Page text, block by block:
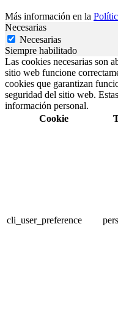
Más información en la
Necesarias
Necesarias
Siempre habilitado
Las cookies necesarias son
sitio web funcione
cookies que garantizan
seguridad del sitio web.
información personal.
Cookie
cli_user_preference